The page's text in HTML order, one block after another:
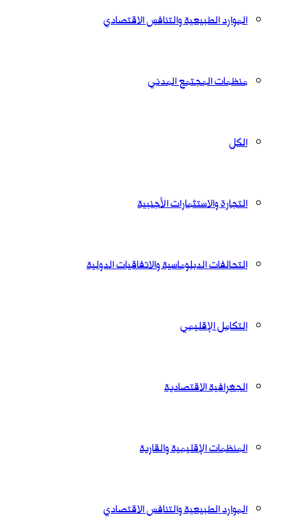
الموارد الطبيعية والتنافس الاقتصادي
منظمات المجتمع المدني
الكل
التجارة والاستثمارات الأجنبية
التحالفات الدبلوماسية والاتفاقيات الدولية
التكامل الإقليمي
الجغرافية الاقتصادية
المنظمات الإقليمية والقارية
الموارد الطبيعية والتنافس الاقتصادي